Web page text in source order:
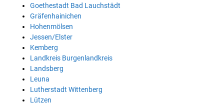
Goethestadt Bad Lauchstädt
Gräfenhainichen
Hohenmölsen
Jessen/Elster
Kemberg
Landkreis Burgenlandkreis
Landsberg
Leuna
Lutherstadt Wittenberg
Lützen